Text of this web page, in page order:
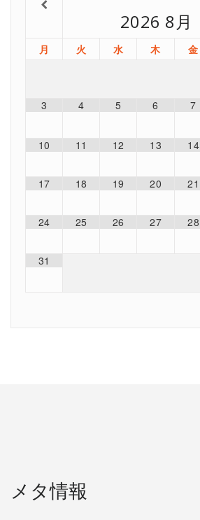
2026 8月
月 火 水 木 金
3 4 5 6 7
10 11 12 13 14
17 18 19 20 21
24 25 26 27 28
31
メタ情報